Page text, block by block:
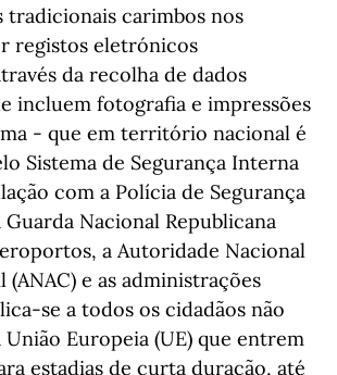
tradicionais carimbos nos
registos eletrónicos
da recolha de dados
incluem fotografia e impressões
- que em território nacional é
Sistema de Segurança Interna
com a Polícia de Segurança
Guarda Nacional Republicana
a Autoridade Nacional
(ANAC) e as administrações
se a todos os cidadãos não
Europeia (UE) que entrem
estadias de curta duração, até